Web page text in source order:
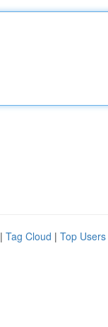
| Tag Cloud | Top Users